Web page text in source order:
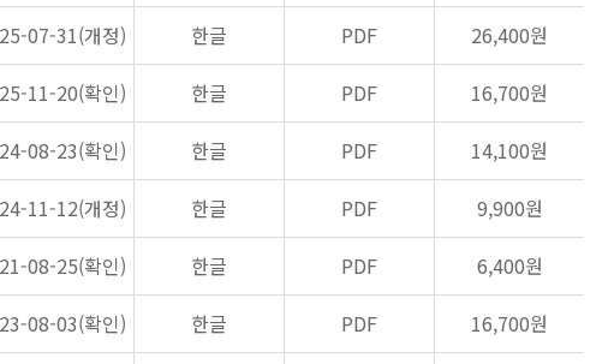
07-31(개정) 한글 PDF
26,400원
11-20(확인) 한글 PDF
16,700원
08-23(확인) 한글 PDF
14,100원
11-12(개정) 한글 PDF
9,900원
08-25(확인) 한글 PDF
6,400원
08-03(확인) 한글 PDF
16,700원